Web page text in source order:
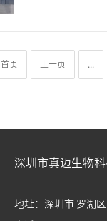
首页 上一页
深圳市真迈生物
地址：深圳市 罗湖